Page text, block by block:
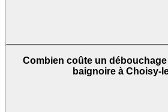
Combien coûte un
baignoire à Choisy-